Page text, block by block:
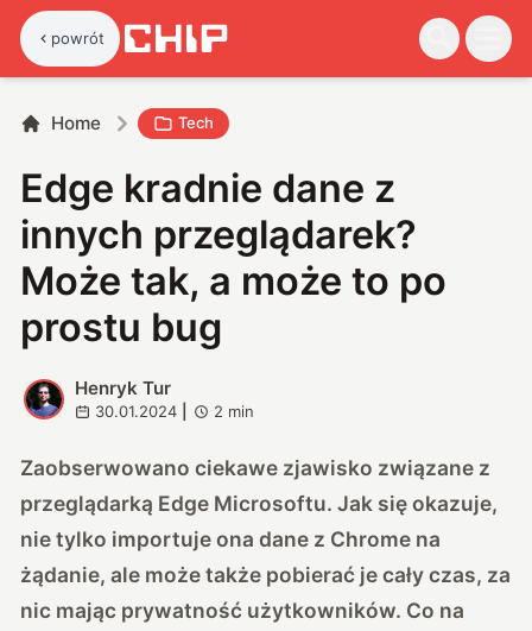
powrót
Home Tech
Edge kradnie dane z
innych przeglądarek?
Może tak, a może to po
prostu bug
H
Henryk Tur
30.01.2024 2 min
Zaobserwowano ciekawe zjawisko związane z
przeglądarką Edge Microsoftu. Jak się okazuje,
nie tylko importuje ona dane z Chrome na
żądanie, ale może także pobierać je cały czas, za
nic mając prywatność użytkowników. Co na